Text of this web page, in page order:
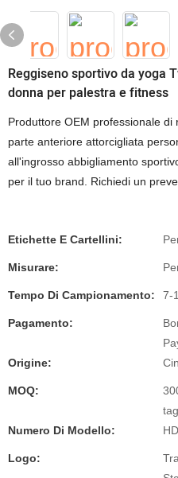
Reggiseno sportivo da yoga
donna per palestra e fitness
Produttore OEM professionale
parte anteriore attorcigliata
all'ingrosso abbigliamento
per il tuo brand. Richiedi un
Etichette E Cartellini:
Misurare:
Tempo Di Campionamento: 7-
Pagamento:
Origine:
MOQ:
Numero Di Modello:
Logo: